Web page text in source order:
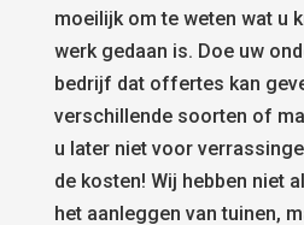
moeilijk om te weten wat u
werk gedaan is. Doe uw
bedrijf dat offertes kan
verschillende soorten of
u later niet voor
de kosten! Wij hebben niet
het aanleggen van tuinen,